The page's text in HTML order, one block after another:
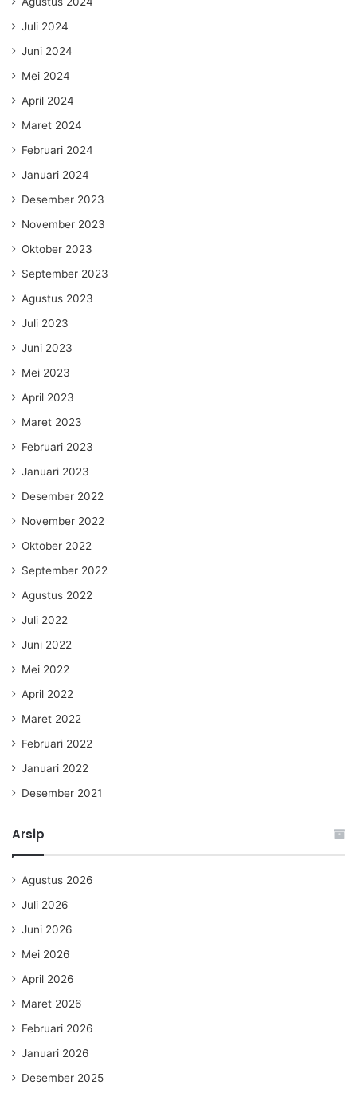
Juli 2024
Juni 2024
Mei 2024
April 2024
Maret 2024
Februari 2024
Januari 2024
Desember 2023
November 2023
Oktober 2023
September 2023
Agustus 2023
Juli 2023
Juni 2023
Mei 2023
April 2023
Maret 2023
Februari 2023
Januari 2023
Desember 2022
November 2022
Oktober 2022
September 2022
Agustus 2022
Juli 2022
Juni 2022
Mei 2022
April 2022
Maret 2022
Februari 2022
Januari 2022
Desember 2021
Arsip
Agustus 2026
Juli 2026
Juni 2026
Mei 2026
April 2026
Maret 2026
Februari 2026
Januari 2026
Desember 2025